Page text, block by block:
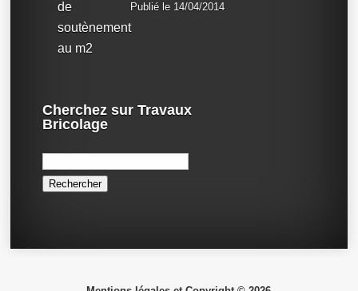
Publié le 14/04/2014
Cherchez sur Travaux
Bricolage
Rechercher :